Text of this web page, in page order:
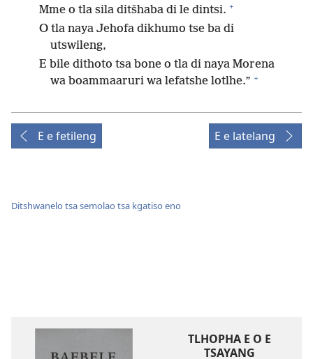
Mme o tla sila ditšhaba di le dintsi. +
O tla naya Jehofa dikhumo tse ba di
utswileng,
E bile dithoto tsa bone o tla di naya Morena
wa boammaaruri wa lefatshe lotlhe.” +
E e fetileng E e latelang
Ditshwanelo tsa semolao tsa kgatiso eno
TLHOPHA E O E
TSAYANG